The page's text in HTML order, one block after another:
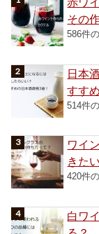
その
586件
日本
すす
514件
ワイ
きた
420件
白ワ